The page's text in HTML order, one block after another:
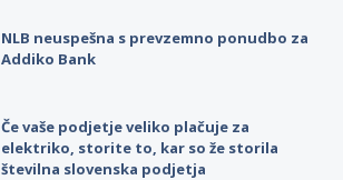
NLB neuspešna s prevzemno ponudbo za
Addiko Bank
Če vaše podjetje veliko plačuje za
elektriko, storite to, kar so že storila
številna slovenska podjetja